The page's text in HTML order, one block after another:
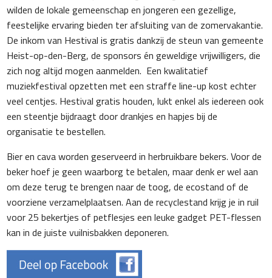
wilden de lokale gemeenschap en jongeren een gezellige,
feestelijke ervaring bieden ter afsluiting van de zomervakantie.
De inkom van Hestival is gratis dankzij de steun van gemeente
Heist-op-den-Berg, de sponsors én geweldige vrijwilligers, die
zich nog altijd mogen aanmelden. Een kwalitatief
muziekfestival opzetten met een straffe line-up kost echter
veel centjes. Hestival gratis houden, lukt enkel als iedereen ook
een steentje bijdraagt door drankjes en hapjes bij de
organisatie te bestellen.
Bier en cava worden geserveerd in herbruikbare bekers. Voor de
beker hoef je geen waarborg te betalen, maar denk er wel aan
om deze terug te brengen naar de toog, de ecostand of de
voorziene verzamelplaatsen. Aan de recyclestand krijg je in ruil
voor 25 bekertjes of petflesjes een leuke gadget PET-flessen
kan in de juiste vuilnisbakken deponeren.